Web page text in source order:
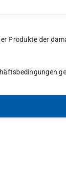
Produkte der